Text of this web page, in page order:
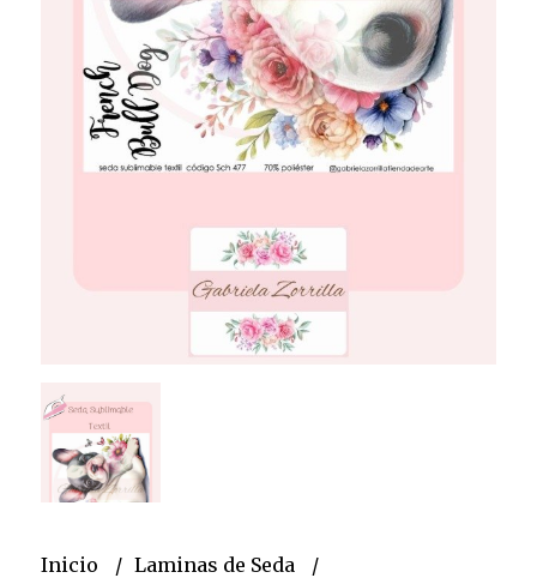
Inicio
Laminas de Seda